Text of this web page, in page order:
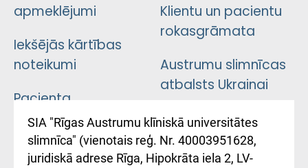
apmeklējumi
Iekšējās kārtības
noteikumi
Pacienta
atsauksmju/sūdzību
iesniegšanas
kārtība
Klientu un pacientu
rokasgrāmata
Austrumu slimnīcas
atbalsts Ukrainai
Підтримка Східної
лікарні та співпраця з
Україною
SIA "Rīgas Austrumu klīniskā universitātes
slimnīca" (vienotais reģ. Nr. 40003951628,
juridiskā adrese Rīga, Hipokrāta iela 2, LV-